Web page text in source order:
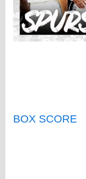
BOX SCORE